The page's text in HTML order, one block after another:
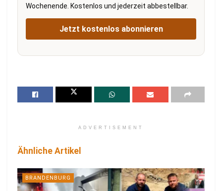
Wochenende. Kostenlos und jederzeit abbestellbar.
Jetzt kostenlos abonnieren
ADVERTISEMENT
Ähnliche Artikel
BRANDENBURG